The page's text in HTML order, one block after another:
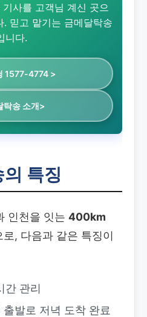
사를 고객님 계신 곳으
. 믿고 맡기는 금메달탁송
니다.
1577-4774 >
탁송 소개>
특징
인천을 잇는 400km
로, 다음과 같은 특징이
간 관리
출발로 저녁 도착 완료